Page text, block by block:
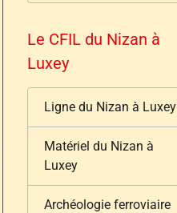
Le CFIL du Nizan à
Luxey
Ligne du Nizan à Luxey
Matériel du Nizan à
Luxey
Archéologie ferroviaire